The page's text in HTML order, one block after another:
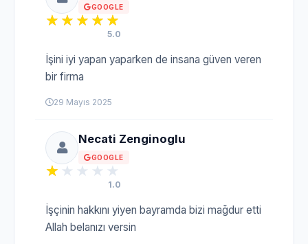
GOOGLE
5.0
İşini iyi yapan yaparken de insana güven veren
bir firma
29 Mayıs 2025
Necati Zenginoglu
GOOGLE
1.0
İşçinin hakkını yiyen bayramda bizi mağdur etti
Allah belanızı versin